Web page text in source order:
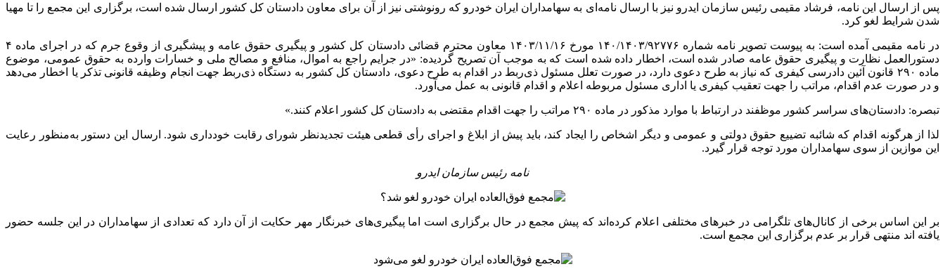
پس از ارسال این نامه، فرشاد مقیمی رئیس سازمان ایدرو نیز با ارسال نامه‌ای به سهامداران ایران خودرو که رونوشتی نیز از آن برای معاون دادستان کل کشور ارسال شده است، برگزاری این مجمع را تا مهیا
شدن شرایط لغو کرد.
در نامه مقیمی آمده است: به پیوست تصویر نامه شماره ۱۴۰/۱۴۰۳/۹۲۷۷۶ مورخ ۱۶/‏۱۱/‏۱۴۰۳‬ معاون محترم قضائی دادستان کل کشور و پیگیری حقوق عامه و پیشگیری از وقوع جرم که در اجرای ماده ۴
دستورالعمل نظارت و پیگیری حقوق عامه صادر شده است، اخطار داده شده است که به موجب آن تصریح گردیده: «در جرایم راجع به اموال، منافع و مصالح ملی و خسارات وارده به حقوق عمومی، موضوع
ماده ۲۹۰ قانون آئین دادرسی کیفری که نیاز به طرح دعوی دارد، در صورت تعلل مسئول ذی‌ربط در اقدام به طرح دعوی، دادستان کل کشور به دستگاه ذی‌ربط جهت انجام وظیفه قانونی تذکر یا اخطار می‌دهد
و در صورت عدم اقدام، مراتب را جهت تعقیب کیفری یا اداری مسئول مربوطه اعلام و اقدام قانونی به عمل می‌آورد.
تبصره: دادستان‌های سراسر کشور موظفند در ارتباط با موارد مذکور در ماده ۲۹۰ مراتب را جهت اقدام مقتضی به دادستان کل کشور اعلام کنند.»
لذا از هرگونه اقدام که شائبه تضییع حقوق دولتی و عمومی و دیگر اشخاص را ایجاد کند، باید پیش از ابلاغ و اجرای رأی قطعی هیئت تجدیدنظر شورای رقابت خودداری شود. ارسال این دستور به‌منظور رعایت
این موازین از سوی سهامداران مورد توجه قرار گیرد.
نامه رئیس سازمانایدرو
بر این اساس برخی از کانال‌های تلگرامی در خبرهای مختلفی اعلام کرده‌اند که پیش مجمع در حال برگزاری است اما پیگیری‌های خبرنگار مهر حکایت از آن دارد که تعدادی از سهامداران در این جلسه حضور
یافته اند منتهی قرار بر عدم برگزاری این مجمع است.